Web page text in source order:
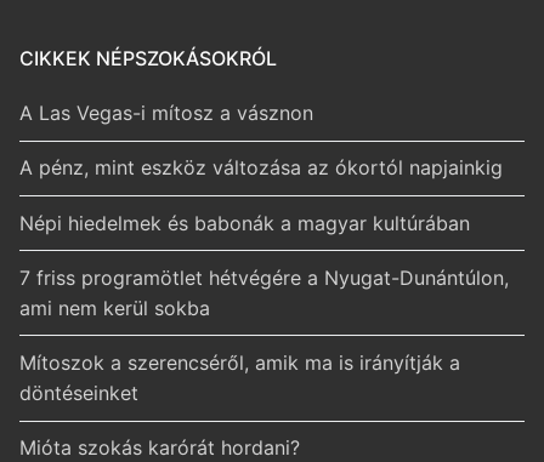
CIKKEK NÉPSZOKÁSOKRÓL
A Las Vegas-i mítosz a vásznon
A pénz, mint eszköz változása az ókortól napjainkig
Népi hiedelmek és babonák a magyar kultúrában
7 friss programötlet hétvégére a Nyugat-Dunántúlon,
ami nem kerül sokba
Mítoszok a szerencséről, amik ma is irányítják a
döntéseinket
Mióta szokás karórát hordani?